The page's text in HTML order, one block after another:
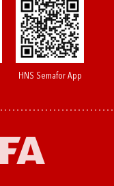
HNS Semafor App